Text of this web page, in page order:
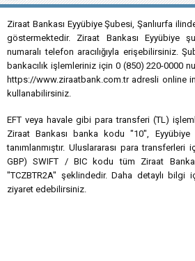
Ziraat Bankası Eyyübiye Şubesi, Şanlıurfa
göstermektedir. Ziraat Bankası Eyyübiye
numaralı telefon aracılığıyla erişebilirsiniz.
bankacılık işlemleriniz için 0 (850) 220-0000
https://www.ziraatbank.com.tr adresli online
kullanabilirsiniz.
EFT veya havale gibi para transferi (TL)
Ziraat Bankası banka kodu "10",
tanımlanmıştır. Uluslararası para transferleri
GBP) SWIFT / BIC kodu tüm Ziraat
"TCZBTR2A" şeklindedir. Daha detaylı bilgi
ziyaret edebilirsiniz.